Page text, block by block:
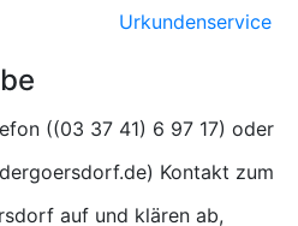
Urkundenservice
(
) oder
) Kontakt zum
auf und klären ab,